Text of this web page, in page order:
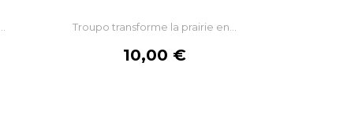
Troupo transforme la prairie en...
Prix
10,00 €